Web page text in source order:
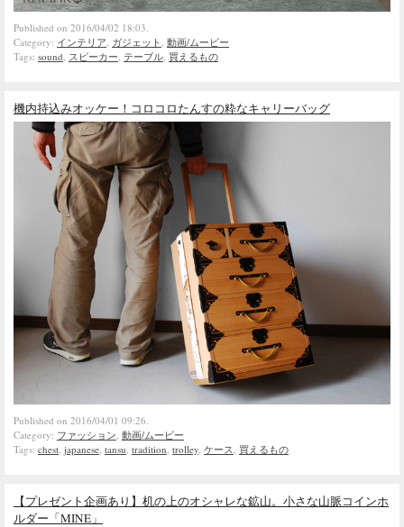
Published on 2016/04/02 18:03.
Category: インテリア, ガジェット, 動画/ムービー
Tags: sound, スピーカー, テーブル, 買えるもの
機内持込みオッケー！コロコロたんすの粋なキャリーバッグ
Published on 2016/04/01 09:26.
Category: ファッション, 動画/ムービー
Tags: chest, japanese, tansu, tradition, trolley, ケース, 買えるもの
【プレゼント企画あり】机の上のオシャレな鉱山。小さな山脈コインホ
ルダー「MINE」